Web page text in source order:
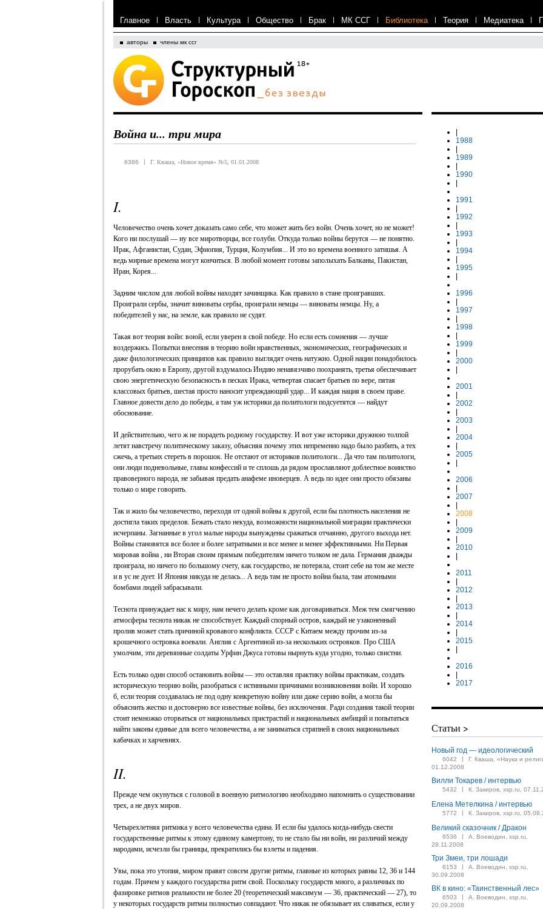
Главное | Власть | Культура | Общество | Брак | МК ССГ | Библиотека | Теория | Медиатека |
авторы члены мк ссг
Война и... три мира
6386 | Г. Кваша, «Новое время» №5, 01.01.2008
I.
Человечество очень хочет доказать само себе, что может жить без войн. Очень хочет, но не может!
Кого ни послушай — ну все миротворцы, все голуби. Откуда только войны берутся — не понятно.
Ирак, Афганистан, Судан, Эфиопия, Турция, Колумбия... И это во времена военного затишья. А
ведь мирные времена могут кончиться. В любой момент готовы заполыхать Балканы, Пакистан,
Иран, Корея...
Задним числом для любой войны находят зачинщика. Как правило в стане проигравших.
Проиграли сербы, значит виноваты сербы, проиграли немцы — виноваты немцы. Ну, а
победителей у нас, на земле, как правило не судят.
Такая вот теория войн: воюй, если уверен в свой победе. Но если есть сомнения — лучше
воздержись. Попытки внесения в теорию войн нравственных, экономических, географических и
даже филологических принципов как правило выглядят очень натужно. Одной нации понадобилось
прорубать окно в Европу, другой вздумалось Индию ненавязчиво поохранять, третья обеспечивает
свою энергетическую безопасность в песках Ирака, четвертая спасает братьев по вере, пятая
классовых братьев, шестая просто наносит упреждающий удар... И каждая нация в своем праве.
Главное довести дело до победы, а там уж историки да политологи подсуетятся — найдут
обоснование.
И действительно, чего ж не порадеть родному государству. И вот уже историки дружною толпой
летят навстречу политическому заказу, объясняя почему этих непременно надо было разбить, а тех
сжечь, а третьих стереть в порошок. Не отстают от историков политологи... Да что там политологи,
они люди подневольные, главы конфессий и те сплошь да рядом прославляют доблестное воинство
правоверного народа, не забывая предать анафеме иноверцев. А ведь по идее они просто обязаны
только о мире говорить.
Так и жило бы человечество, переходя от одной войны к другой, если бы плотность населения не
достигла таких пределов. Бежать стало некуда, возможности национальной миграции практически
исчерпаны. Загнанные в угол малые народы вынуждены сражаться отчаянно, другого выхода нет.
Войны становятся все более и более затратными и все менее и менее эффективными. Ни Первая
мировая война , ни Вторая своим прямым победителям ничего толком не дала. Германия дважды
проиграла, но ничего по большому счету, как государство, не потеряла, стоит себе на том же месте
и в ус не дует. И Япония никуда не делась... А ведь там не просто война была, там атомными
бомбами людей забрасывали.
Теснота принуждает нас к миру, нам нечего делать кроме как договариваться. Меж тем смягчению
атмосферы теснота никак не способствует. Каждый спорный остров, каждый не узаконенный
пролив может стать причиной кровавого конфликта. СССР с Китаем между прочим из-за
крошечного островка воевали. Англия с Аргентиной из-за нескольких островков. Про США
умолчим, эти деревянные солдаты Урфин Джуса готовы нырнуть куда угодно, только свистни.
Есть только один способ остановить войны — это оставляя практику войны практикам, создать
историческую теорию войн, разобраться с истинными причинами возникновения войн. И хорошо
б, если теория создавалась не под одну конкретную войну или даже серию войн, а могла бы
объяснить жестко и достоверно все известные войны, без исключения. Ради создания такой теории
стоит немножко оторваться от национальных пристрастий и национальных амбиций и попытаться
найти законы единые для всего человечества, а не заниматься стряпней в своих национальных
кабачках и харчевнях.
II.
Прежде чем окунуться с головой в военную ритмологию необходимо напомнить о существовании
трех, а не двух миров.
Четырехлетняя ритмика у всего человечества едина. И если бы удалось когда-нибудь свести
государственные ритмы к этому единому камертону, то не стало бы ни войн, ни различий между
народами, исчезли бы границы, прекратились бы взлеты и падения.
Увы, пока это утопия, миром правят совсем другие ритмы, главные из которых равны 12, 36 и 144
годам. Причем у каждого государства ритм свой. Поскольку государств много, а различных по
фазировке ритмов реальности не более 20 (теоретический максимум — 36, практический — 27), то
у некоторых государств ритмы полностью совпадают. Что никак не обязывает их сливаться, если у
1988
1989
1990
1991
1992
1993
1994
1995
1996
1997
1998
1999
2000
2001
2002
2003
2004
2005
2006
2007
2008
2009
2010
2011
2012
2013
2014
2015
2016
2017
Статьи >
Новый год — идеологический
6042 |
Г. Кваша, «Наука и
01.12.2008
Вилли Токарев / интервью
5432 | К. Закиров, xsp.ru,
Елена Метелкина / интервью
5772 | К. Закиров, xsp.ru,
Великий сказочник / Дракон
6536 |
А. Воеводин, xsp.ru,
28.11.2008
Три Змеи, три лошади
6153 |
А. Воеводин, xsp.ru,
30.09.2008
ВК в кино: «Таинственный лес»
6503 |
А. Воеводин, xsp.ru,
20.09.2008